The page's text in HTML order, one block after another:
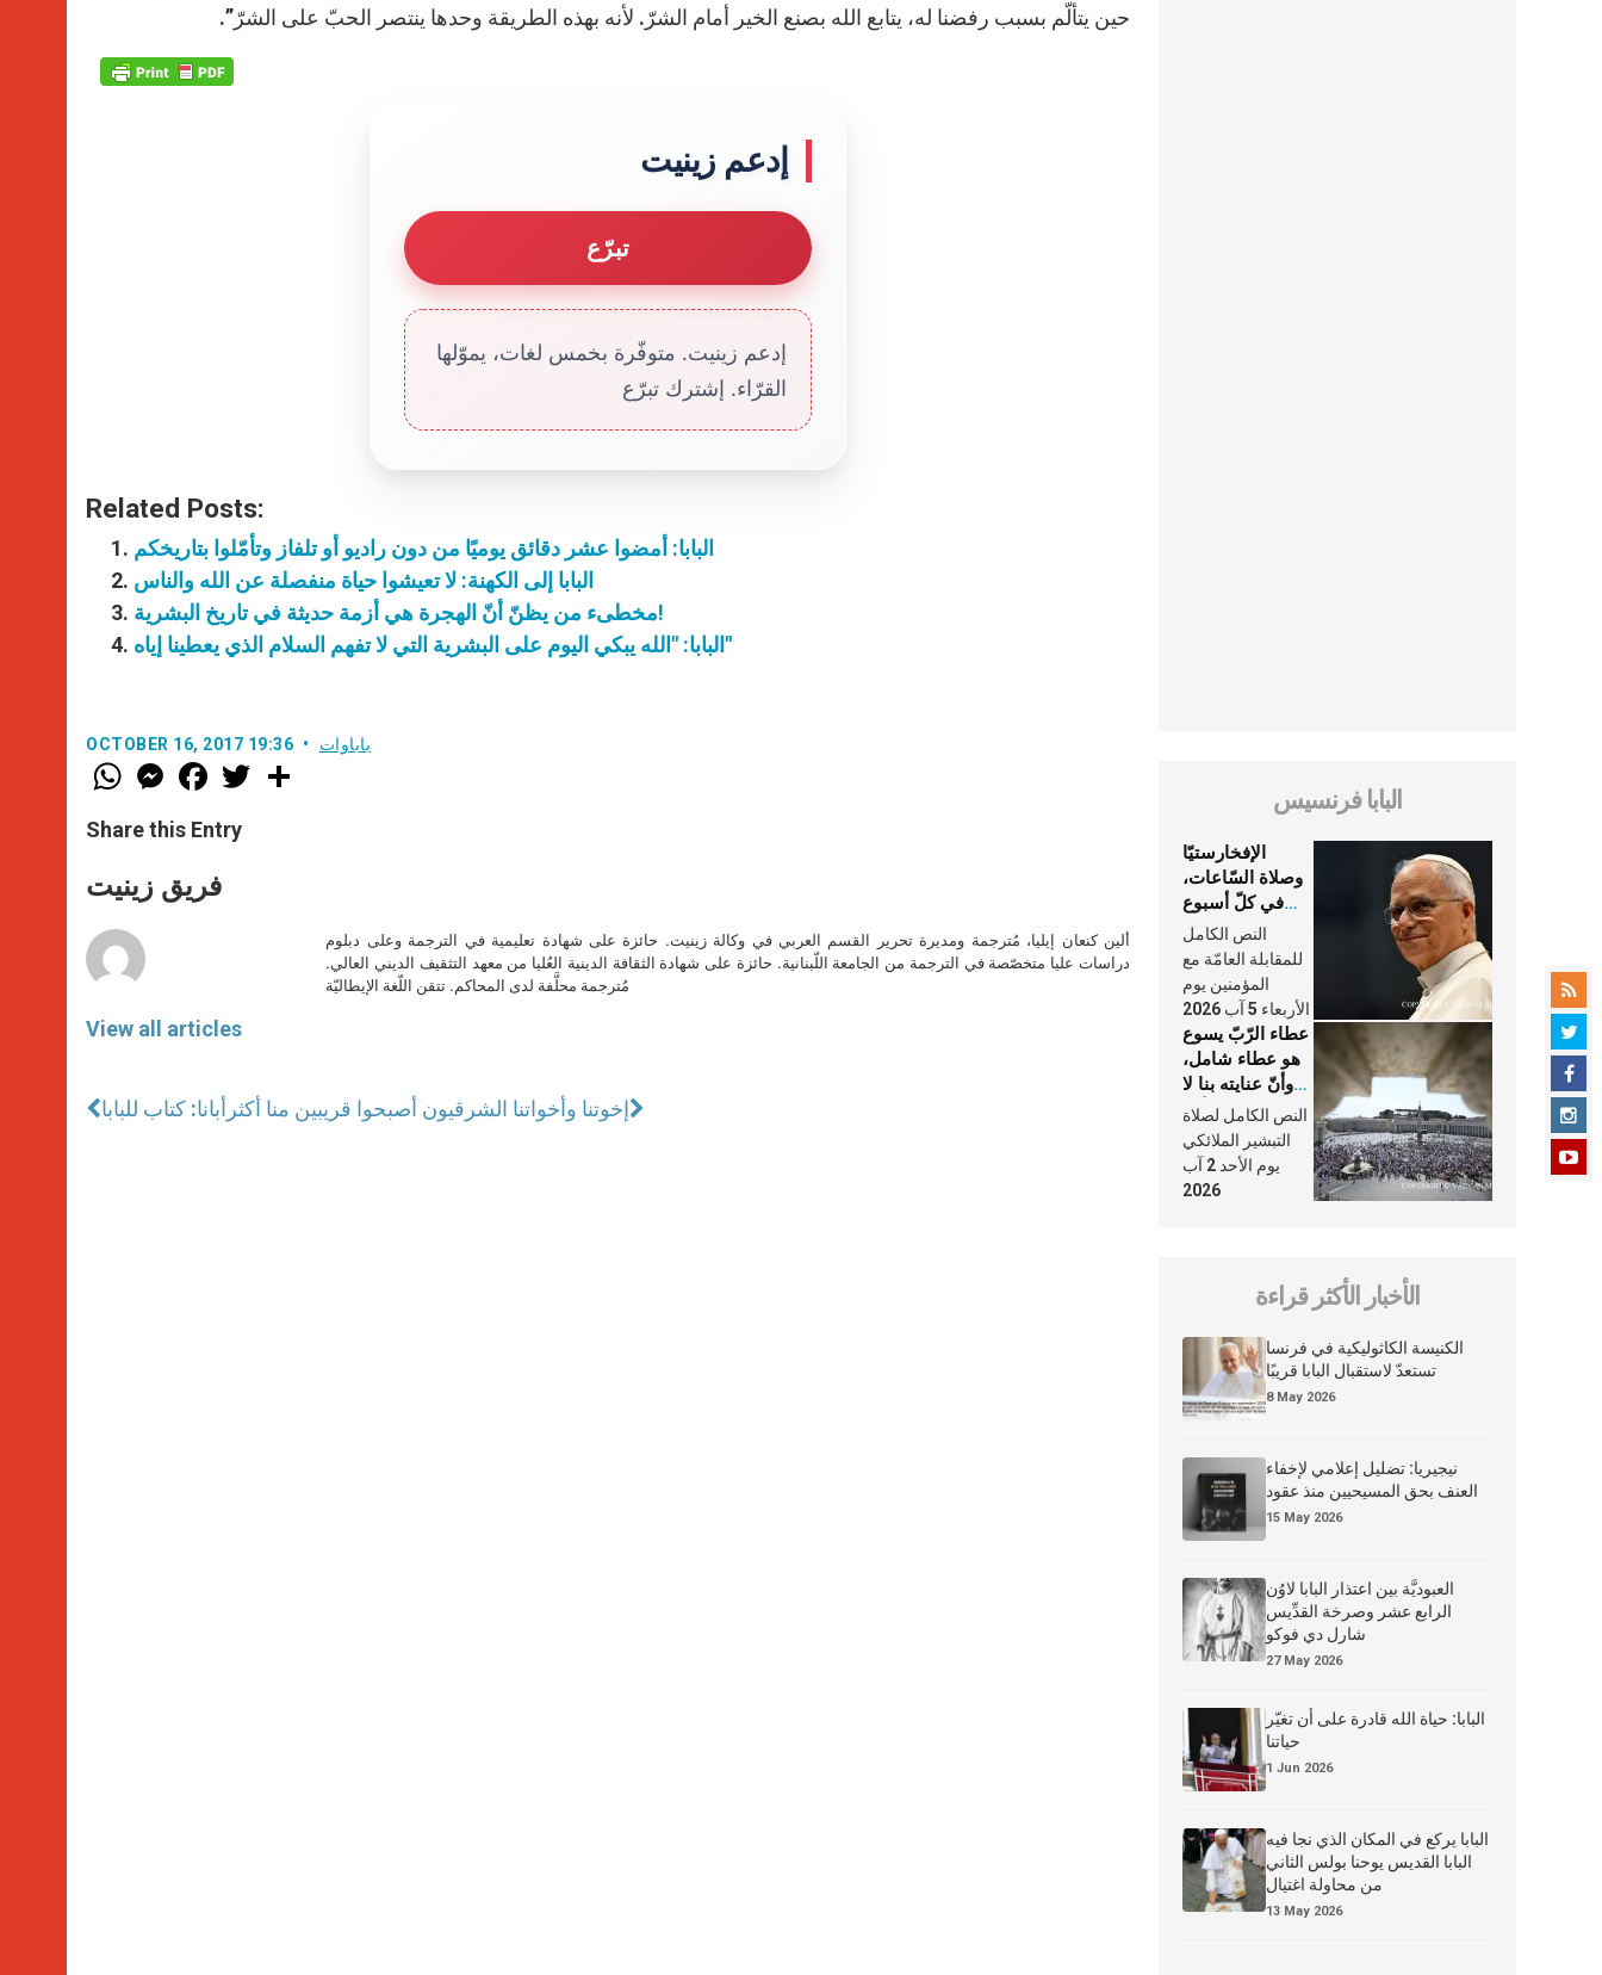
حين يتألّم بسبب رفضنا له، يتابع الله بصنع الخير أمام الشرّ. لأنه بهذه الطريقة وحدها ينتصر الحبّ على الشرّ”.
إدعم زينيت
تبرّع
إدعم زينيت. متوفّرة بخمس لغات، يموّلها
القرّاء. إشترك تبرّع
Related Posts:
البابا: أمضوا عشر دقائق يوميًا من دون راديو أو تلفاز وتأمّلوا بتاريخكم
البابا إلى الكهنة: لا تعيشوا حياة منفصلة عن الله والناس
مخطىء من يظنّ أنّ الهجرة هي أزمة حديثة في تاريخ البشرية!
البابا: "الله يبكي اليوم على البشرية التي لا تفهم السلام الذي يعطينا إياه"
OCTOBER 16, 2017 19:36 باباوات
W
h
t
s
p
p
M
e
s
e
g
e
F
a
e
b
o
k
w
Share this Entry
فريق زينيت
View all articles
ألين كنعان إيليا، مُترجمة ومديرة تحرير القسم العربي في وكالة زينيت. حائزة على شهادة تعليمية في الترجمة وعلى دبلوم
دراسات عليا متخصّصة في الترجمة من الجامعة اللّبنانية. حائزة على شهادة الثقافة الدينية العُليا من معهد التثقيف الديني العالي.
مُترجمة محلَّفة لدى المحاكم. تتقن اللّغة الإيطاليّة
أبانا: كتاب للبابا إخوتنا وأخواتنا الشرقيون أصبحوا قريبين منا أكثر
البابا فرنسيس
الإفخارستيّا
وصلاة السّاعات،
في كلّ أسبوع
وكلّ يوم، هما
النَّفَس في حياة
الكنيسة
النص الكامل
للمقابلة العامّة مع
المؤمنين يوم
الأربعاء 5 آب 2026
عطاء الرّبّ يسوع
هو عطاء شامل،
وأنّ عنايته بنا لا
تغيب عنّا أبدًا
النص الكامل لصلاة
التبشير الملائكي
يوم الأحد 2 آب
2026
الأخبار الأكثر قراءة
الكنيسة الكاثوليكية في فرنسا
تستعدّ لاستقبال البابا قريبًا
8 May 2026
نيجيريا: تضليل إعلامي لإخفاء
العنف بحق المسيحيين منذ عقود
15 May 2026
العبوديَّة بين اعتذار البابا لاوُن
الرابع عشر وصرخة القدِّيس
شارل دي فوكو
27 May 2026
البابا: حياة الله قادرة على أن تغيّر
حياتنا
1 Jun 2026
البابا يركع في المكان الذي نجا فيه
البابا القديس يوحنا بولس الثاني
من محاولة اغتيال
13 May 2026